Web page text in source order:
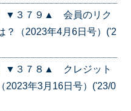
】▼３７９▲ 会員のリク
？（2023年4月6日号）('2
】▼３７８▲ クレジット
2023年3月16日号）('23/0